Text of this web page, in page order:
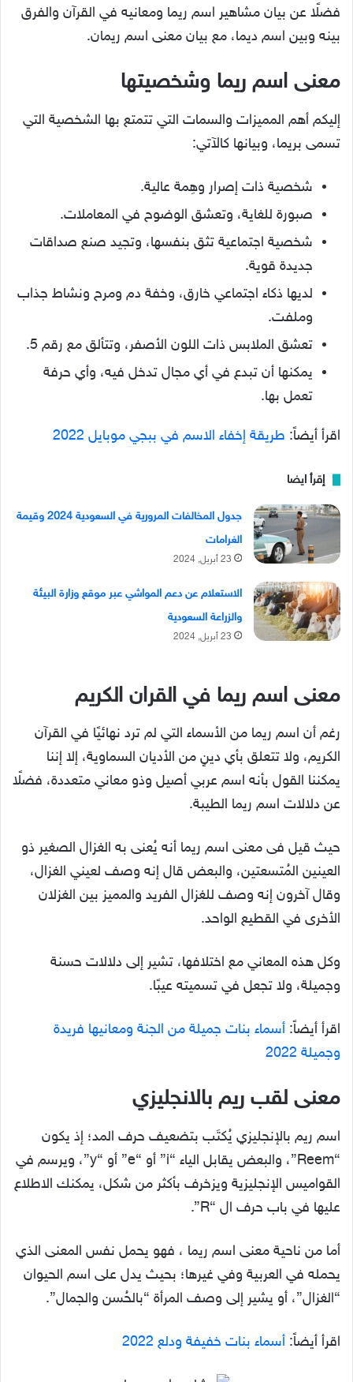
فضلًا عن بيان مشاهير اسم ريما ومعانيه في القرآن والفرق
بينه وبين اسم ديما، مع بيان معنى اسم ريمان.
معنى اسم ريما وشخصيتها
إليكم أهم المميزات والسمات التي تتمتع بها الشخصية التي
تسمى بريما، وبيانها كالآتي:
شخصية ذات إصرار وهِمة عالية.
صبورة للغاية، وتعشق الوضوح في المعاملات.
شخصية اجتماعية تثق بنفسها، وتجيد صنع صداقات
جديدة قوية.
لديها ذكاء اجتماعي خارق، وخفة دم ومرح ونشاط جذاب
وملفت.
تعشق الملابس ذات اللون الأصفر، وتتألق مع رقم 5.
يمكنها أن تبدع في أي مجال تدخل فيه، وأي حرفة
تعمل بها.
اقرأ أيضاً: طريقة إخفاء الاسم في ببجي موبايل 2022
إقرأ ايضا
جدول المخالفات المرورية في السعودية 2024 وقيمة
الغرامات
23 أبريل, 2024
الاستعلام عن دعم المواشي عبر موقع وزارة البيئة
والزراعة السعودية
23 أبريل, 2024
معنى اسم ريما في القران الكريم
رغم أن اسم ريما من الأسماء التي لم ترد نهائيًا في القرآن
الكريم، ولا تتعلق بأي دينٍ من الأديان السماوية، إلا إننا
يمكننا القول بأنه اسم عربي أصيل وذو معاني متعددة، فضلًا
عن دلالات اسم ريما الطيبة.
حيث قيل فى معنى اسم ريما أنه يُعنى به الغزال الصغير ذو
العينين المُتسعتين، والبعض قال إنه وصف لعيني الغزال،
وقال آخرون إنه وصف للغزال الفريد والمميز بين الغزلان
الأخرى في القطيع الواحد.
وكل هذه المعاني مع اختلافها، تشير إلى دلالات حسنة
وجميلة، ولا تجعل في تسميته عيبًا.
اقرأ أيضاً: أسماء بنات جميلة من الجنة ومعانيها فريدة
وجميلة 2022
معنى لقب ريم بالانجليزي
اسم ريم بالإنجليزي يُكتَب بتضعيف حرف المد؛ إذ يكون
“Reem”، والبعض يقابل الياء “i” أو “e” أو “y”، ويرسم في
القواميس الإنجليزية ويزخرف بأكثر من شكل، يمكنك الاطلاع
عليها في باب حرف ال “R”.
أما من ناحية معنى اسم ريما ، فهو يحمل نفس المعنى الذي
يحمله في العربية وفي غيرها؛ بحيث يدل على اسم الحيوان
“الغزال”، أو يشير إلى وصف المرأة “بالحُسن والجمال”.
اقرأ أيضاً: أسماء بنات خفيفة ودلع 2022